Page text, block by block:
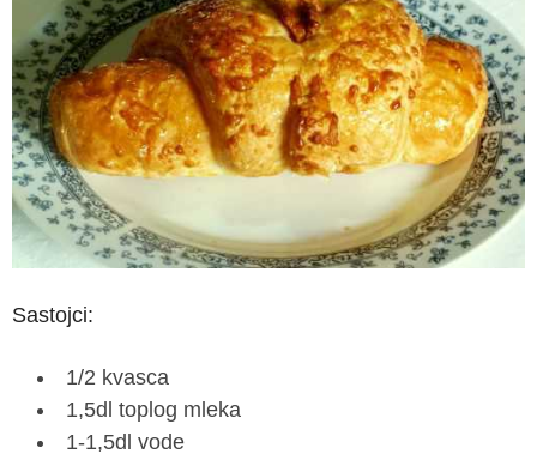
Sastojci:
1/2 kvasca
1,5dl toplog mleka
1-1,5dl vode